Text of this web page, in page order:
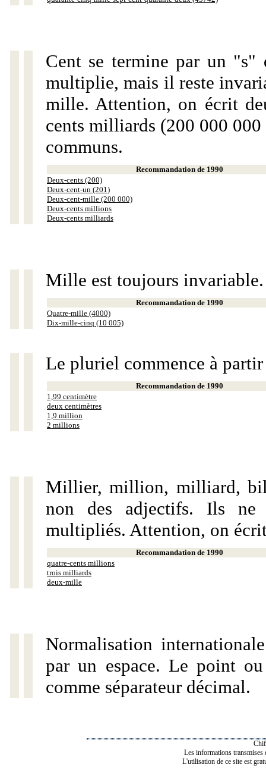
Cent se termine par un "s"
multiplie, mais il reste
mille. Attention, on écrit
cents milliards (200 000
communs.
Recommandation de 1990
Deux-cents (200)
Deux-cent-un (201)
Deux-cent-mille (200 000)
Deux-cents millions
Deux-cents milliards
Mille est toujours invariable.
Recommandation de 1990
Quatre-mille (4000)
Dix-mille-cinq (10 005)
Le pluriel commence à
Recommandation de 1990
1,99 centimètre
deux centimètres
1,9 million
2 millions
Millier, million, milliard,
non des adjectifs. Ils ne
multipliés. Attention, on
Recommandation de 1990
quatre-cents millions
trois milliards
deux-mille
Normalisation
par un espace. Le point
comme séparateur décimal.
Les informations transmises
L'utilisation de ce site est